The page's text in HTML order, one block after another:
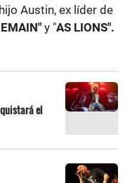
Austin, ex líder de
y "AS LIONS".
el